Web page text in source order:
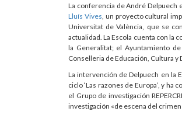
La conferencia de André Delpuech
Lluís Vives , un proyecto cultural
Universitat de València, que se
actualidad. La Escola cuenta con la
la Generalitat; el Ayuntamiento de
Conselleria de Educación, Cultura y
La intervención de Delpuech en la
ciclo ‘Las razones de Europa’, y
el Grupo de investigación
investigación «de escena del